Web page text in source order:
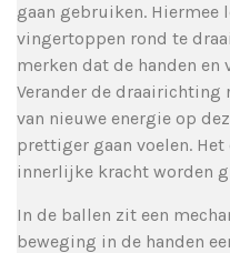
gaan gebruiken. Hiermee
vingertoppen rond te
merken dat de handen en
Verander de
van nieuwe energie op
prettiger gaan voelen.
innerlijke kracht worden
In de ballen zit een
beweging in de handen